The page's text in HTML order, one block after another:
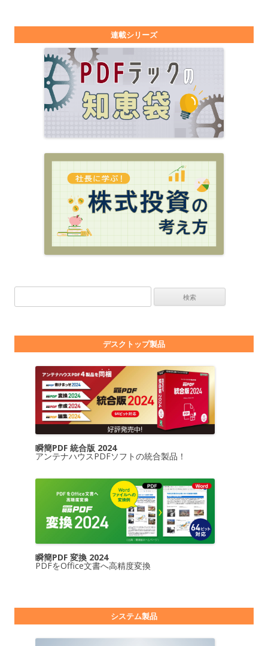
連載シリーズ
デスクトップ製品
瞬簡PDF 統合版 2024
アンテナハウスPDFソフトの統合製品！
瞬簡PDF 変換 2024
PDFをOffice文書へ高精度変換
システム製品